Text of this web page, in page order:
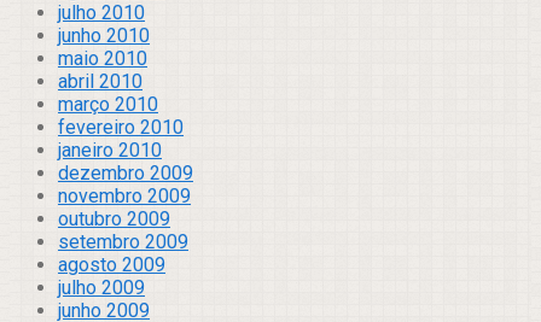
julho 2010
junho 2010
maio 2010
abril 2010
março 2010
fevereiro 2010
janeiro 2010
dezembro 2009
novembro 2009
outubro 2009
setembro 2009
agosto 2009
julho 2009
junho 2009